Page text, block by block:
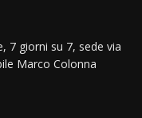
7 giorni su 7, sede via
Marco Colonna